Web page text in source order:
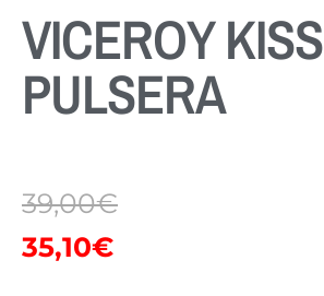
VICEROY KISS
PULSERA
39,00€
35,10€